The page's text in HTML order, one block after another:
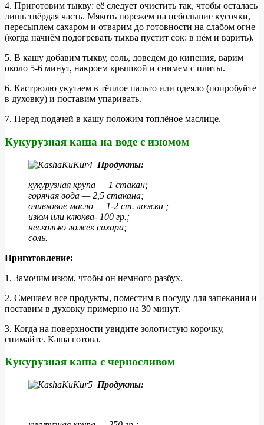
4. Приготовим тыкву: её следует очистить так, чтобы осталась
лишь твёрдая часть. Мякоть порежем на небольшие кусочки,
пересыплем сахаром и отварим до готовности на слабом огне
(когда начнём подогревать тыква пустит сок: в нём и варить).
5. В кашу добавим тыкву, соль, доведём до кипения, варим
около 5-6 минут, накроем крышкой и снимем с плиты.
6. Кастрюлю укутаем в тёплое пальто или одеяло (попробуйте
в духовку) и поставим упаривать.
7. Перед подачей в кашу положим топлёное маслице.
Кукурузная каша на воде с изюмом
Продукты:
кукурузная крупа — 1 стакан;
горячая вода — 2,5 стакана;
оливковое масло — 1-2 ст. ложки ;
изюм или клюква- 100 гр.;
несколько ложек сахара;
соль.
Приготовление:
1. Замочим изюм, чтобы он немного разбух.
2. Смешаем все продукты, поместим в посуду для запекания и
поставим в духовку примерно на 30 минут.
3. Когда на поверхности увидите золотистую корочку,
снимайте. Каша готова.
Кукурузная каша с черносливом
Продукты: